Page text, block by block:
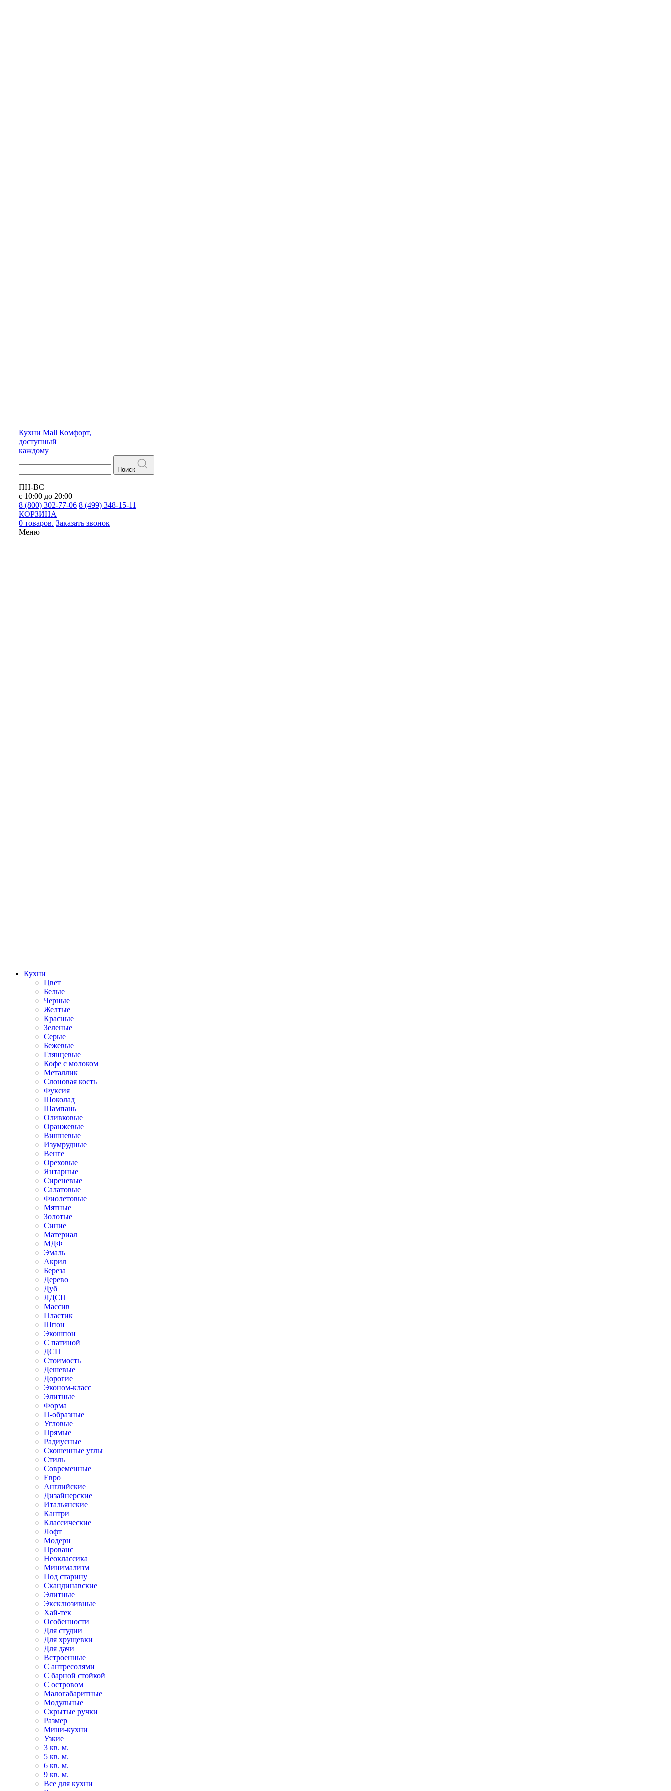
Кухни Mall Комфорт,
доступный
каждому
Поиск
ПН-ВС
с 10:00 до 20:00
8 (800) 302-77-06 8 (499) 348-15-11
КОРЗИНА
0 товаров. Заказать звонок
Меню
Кухни
Цвет
Белые
Черные
Желтые
Красные
Зеленые
Серые
Бежевые
Глянцевые
Кофе с молоком
Металлик
Слоновая кость
Фуксия
Шоколад
Шампань
Оливковые
Оранжевые
Вишневые
Изумрудные
Венге
Ореховые
Янтарные
Сиреневые
Салатовые
Фиолетовые
Мятные
Золотые
Синие
Материал
МДФ
Эмаль
Акрил
Береза
Дерево
Дуб
ЛДСП
Массив
Пластик
Шпон
Экошпон
С патиной
ДСП
Стоимость
Дешевые
Дорогие
Эконом-класс
Элитные
Форма
П-образные
Угловые
Прямые
Радиусные
Скошенные углы
Стиль
Современные
Евро
Английские
Дизайнерские
Итальянские
Кантри
Классические
Лофт
Модерн
Прованс
Неоклассика
Минимализм
Под старину
Скандинавские
Элитные
Эксклюзивные
Хай-тек
Особенности
Для студии
Для хрущевки
Для дачи
Встроенные
С антресолями
С барной стойкой
С островом
Малогабаритные
Модульные
Скрытые ручки
Размер
Мини-кухни
Узкие
3 кв. м.
5 кв. м.
6 кв. м.
9 кв. м.
Все для кухни